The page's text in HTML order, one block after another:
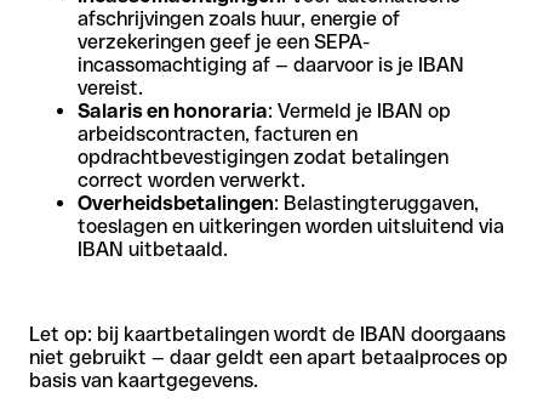
afschrijvingen zoals huur, energie of
verzekeringen geef je een SEPA-
incassomachtiging af — daarvoor is je IBAN
vereist.
Salaris en honoraria: Vermeld je IBAN op
arbeidscontracten, facturen en
opdrachtbevestigingen zodat betalingen
correct worden verwerkt.
Overheidsbetalingen: Belastingteruggaven,
toeslagen en uitkeringen worden uitsluitend via
IBAN uitbetaald.
Let op: bij kaartbetalingen wordt de IBAN doorgaans
niet gebruikt — daar geldt een apart betaalproces op
basis van kaartgegevens.